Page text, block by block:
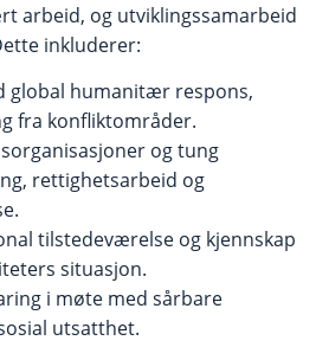
arbeid, og utviklingssamarbeid
inkluderer:
global humanitær respons,
fra konfliktområder.
og tung
rettighetsarbeid og
tilstedeværelse og kjennskap
situasjon.
i møte med sårbare
utsatthet.